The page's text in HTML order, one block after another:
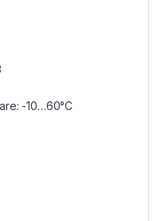
-10…60°C